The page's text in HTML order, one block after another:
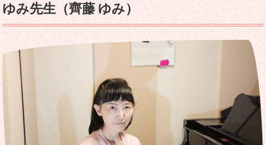
ゆみ先生（齊藤 ゆみ）